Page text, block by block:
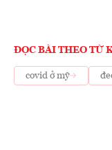
ĐỌC BÀI THEO TỪ
covid ở mỹ